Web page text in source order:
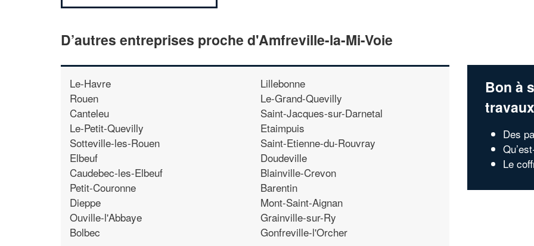
D’autres entreprises proche d'Amfreville-la-Mi-Voie
Le-Havre
Rouen
Canteleu
Le-Petit-Quevilly
Sotteville-les-Rouen
Elbeuf
Caudebec-les-Elbeuf
Petit-Couronne
Dieppe
Ouville-l'Abbaye
Bolbec
Lillebonne
Le-Grand-Quevilly
Saint-Jacques-sur-Darnetal
Etaimpuis
Saint-Etienne-du-Rouvray
Doudeville
Blainville-Crevon
Barentin
Mont-Saint-Aignan
Grainville-sur-Ry
Gonfreville-l'Orcher
Bon à
travaux
Des
Le